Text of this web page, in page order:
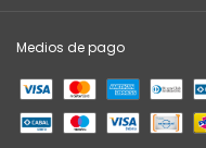
Medios de pago